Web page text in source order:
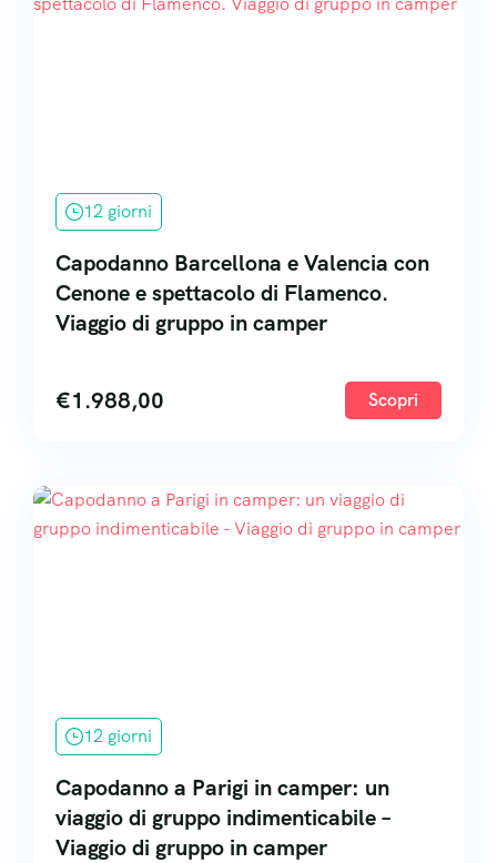
12 giorni
Capodanno Barcellona e Valencia con
Cenone e spettacolo di Flamenco.
Viaggio di gruppo in camper
€1.988,00 Scopri
12 giorni
Capodanno a Parigi in camper: un
viaggio di gruppo indimenticabile –
Viaggio di gruppo in camper